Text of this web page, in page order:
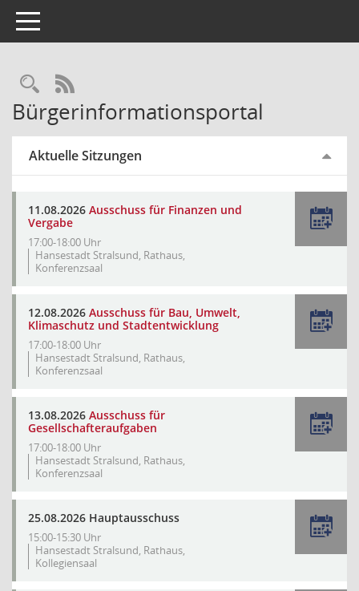
Toggle navigation
Rechercheauswahl
RSS-Feed
Bürgerinformationsportal
Aktuelle Sitzungen
11.08.2026 Ausschuss für Finanzen und
Vergabe
17:00-18:00 Uhr
Hansestadt Stralsund, Rathaus,
Konferenzsaal
12.08.2026 Ausschuss für Bau, Umwelt,
Klimaschutz und Stadtentwicklung
17:00-18:00 Uhr
Hansestadt Stralsund, Rathaus,
Konferenzsaal
13.08.2026 Ausschuss für
Gesellschafteraufgaben
17:00-18:00 Uhr
Hansestadt Stralsund, Rathaus,
Konferenzsaal
25.08.2026 Hauptausschuss
15:00-15:30 Uhr
Hansestadt Stralsund, Rathaus,
Kollegiensaal